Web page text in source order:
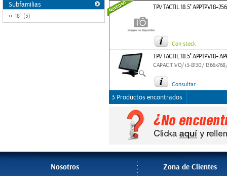
Subfamilias
18" (3)
TPV TACTIL 18.5''
Con stock
TPV TACTIL 18.5'' APPTPV18+
CAPACITIVO/ i3-8130/
Consultar
3 Productos encontrados
Nosotros Zona de Clientes